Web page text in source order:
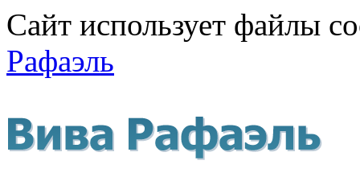
Сайт использует файлы
Рафаэль